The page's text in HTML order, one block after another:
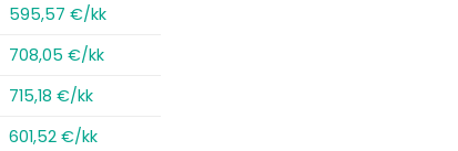
595,57 €/kk
708,05 €/kk
715,18 €/kk
601,52 €/kk